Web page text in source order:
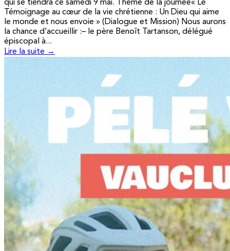
qui se tiendra ce samedi 9 mai. Thème de la journée« Le
Témoignage au cœur de la vie chrétienne : Un Dieu qui aime
le monde et nous envoie » (Dialogue et Mission) Nous aurons
la chance d’accueillir :– le père Benoît Tartanson, délégué
épiscopal à...
Lire la suite →